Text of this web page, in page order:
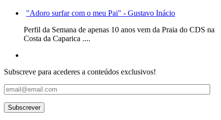
"Adoro surfar com o meu Pai" - Gustavo Inácio
Perfil da Semana de apenas 10 anos vem da Praia do CDS na
Costa da Caparica ....
Subscreve para acederes a conteúdos exclusivos!